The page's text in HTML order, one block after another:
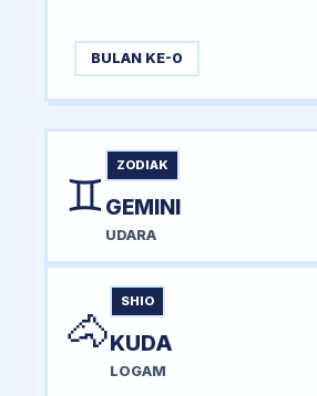
BULAN KE-0
♊
ZODIAK
GEMINI
UDARA
🐴
SHIO
KUDA
LOGAM